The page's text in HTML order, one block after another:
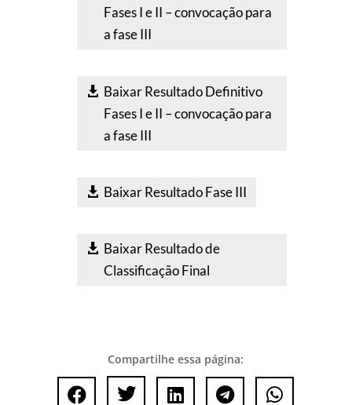
Fases I e II – convocação para
a fase III
Baixar Resultado Definitivo
Fases I e II – convocação para
a fase III
Baixar Resultado Fase III
Baixar Resultado de
Classificação Final
Compartilhe essa página:
    